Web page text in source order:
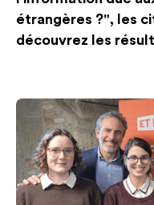
étrangères ?", les
découvrez les